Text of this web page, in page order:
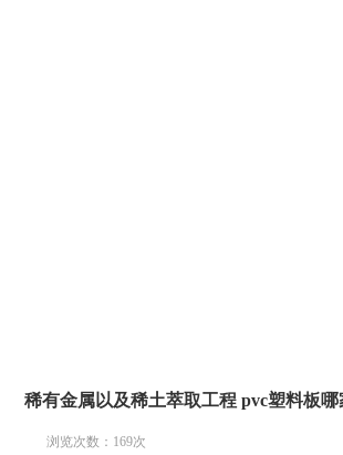
稀有金属以及稀土萃取工程 pvc塑料板哪
浏览次数： 169次